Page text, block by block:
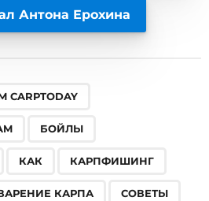
Антона Ерохина
CARPTODAY
БОЙЛЫ
КАК КАРПФИШИНГ
КАРПА СОВЕТЫ